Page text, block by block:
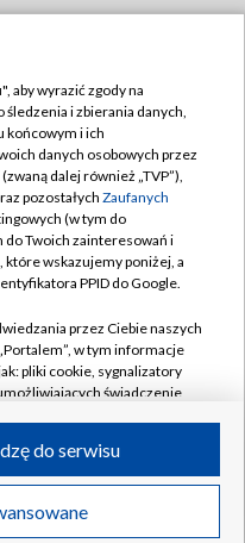
TVP
S.A. w likwidacji
aby wyrazić zgody na
i zbierania danych,
końcowym i ich
danych osobowych przez
dalej również „TVP”),
pozostałych Zaufanych
(w tym do
Twoich zainteresowań i
które wskazujemy poniżej, a
PPID do Google.
przez Ciebie naszych
w tym informacje
pliki cookie, sygnalizatory
świadczenie
przez Ciebie
jak adresy IP, identyfikatory
do serwisu